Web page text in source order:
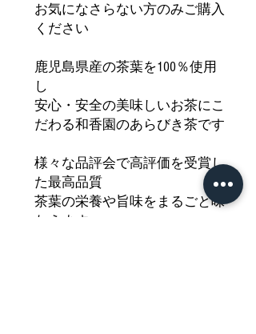
お気になさらない方のみご購入
ください
鹿児島県産の茶葉を100％使用
し
安心・安全の美味しいお茶にこ
だわる和香園のあらびき茶です
様々な品評会で高評価を受賞し
た最高品質
茶葉の栄養や旨味をまるごと味
わえます